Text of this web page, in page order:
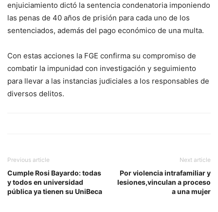
enjuiciamiento dictó la sentencia condenatoria imponiendo
las penas de 40 años de prisión para cada uno de los
sentenciados, además del pago económico de una multa.
Con estas acciones la FGE confirma su compromiso de
combatir la impunidad con investigación y seguimiento
para llevar a las instancias judiciales a los responsables de
diversos delitos.
Previous article
Cumple Rosi Bayardo: todas
y todos en universidad
pública ya tienen su UniBeca
Next article
Por violencia intrafamiliar y
lesiones,vinculan a proceso
a una mujer